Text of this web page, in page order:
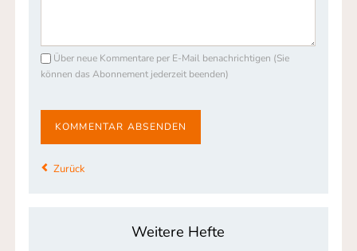
Über neue Kommentare per E-Mail benachrichtigen (Sie
können das Abonnement jederzeit beenden)
KOMMENTAR ABSENDEN
Zurück
Weitere Hefte